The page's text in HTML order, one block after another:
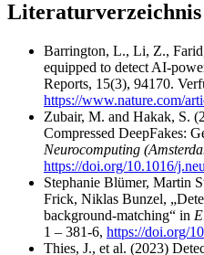
Literaturverzeichnis
Barrington, L., Li, Z.,
equipped to detect AI-
Reports, 15(3), 94170.
https://www.nature.com/
Zubair, M. and Hakak, S.
Compressed DeepFakes:
Neurocomputing
https://doi.org/10.1016/
Stephanie Blümer, Martin
Frick, Niklas Bunzel,
background-matching“ in
1 – 381-6, https://doi.org/
Thies, J., et al. (2023)